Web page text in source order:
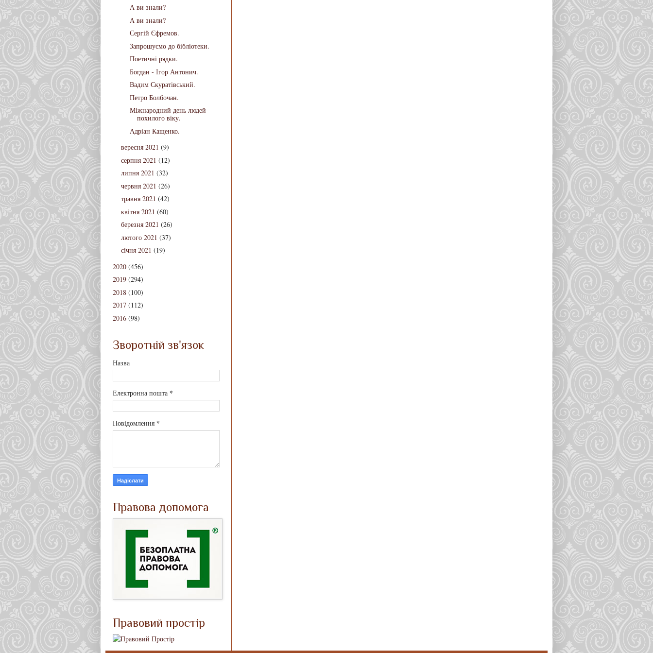
А ви знали?
А ви знали?
Сергій Єфремов.
Запрошуємо до бібліотеки.
Поетичні рядки.
Богдан - Ігор Антонич.
Вадим Скуратівський.
Петро Болбочан.
Міжнародний день людей
похилого віку.
Адріан Кащенко.
вересня 2021 (9)
серпня 2021 (12)
липня 2021 (32)
червня 2021 (26)
травня 2021 (42)
квітня 2021 (60)
березня 2021 (26)
лютого 2021 (37)
січня 2021 (19)
2020 (456)
2019 (294)
2018 (100)
2017 (112)
2016 (98)
Зворотній зв'язок
Назва
Електронна пошта *
Повідомлення *
Правова допомога
Правовий простір